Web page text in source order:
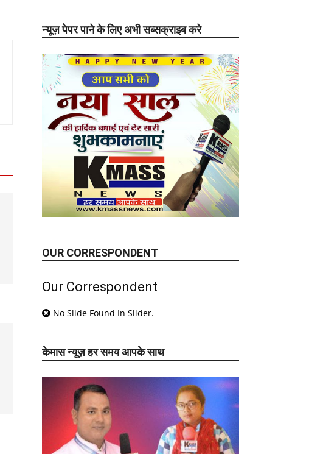
न्यूज़ पेपर पाने के लिए अभी सब्सक्राइब करे
OUR CORRESPONDENT
Our Correspondent
No Slide Found In Slider.
केमास न्यूज़ हर समय आपके साथ